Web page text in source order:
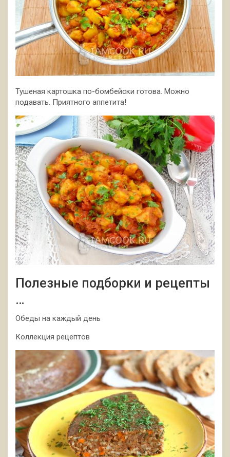
Тушеная картошка по-бомбейски готова. Можно
подавать. Приятного аппетита!
Полезные подборки и рецепты
…
Обеды на каждый день
Коллекция рецептов